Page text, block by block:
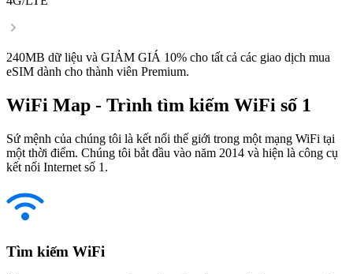
240MB dữ liệu và GIẢM GIÁ 10% cho tất cả các giao dịch mua
eSIM dành cho thành viên Premium.
WiFi Map - Trình tìm kiếm WiFi số 1
Sứ mệnh của chúng tôi là kết nối thế giới trong một mạng WiFi tại
một thời điểm. Chúng tôi bắt đầu vào năm 2014 và hiện là công cụ
kết nối Internet số 1.
Tìm kiếm WiFi